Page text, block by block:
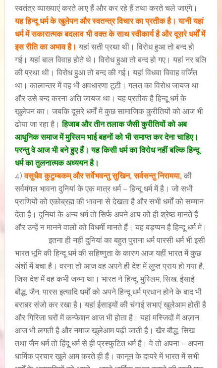
स्वतंत्र व्याख्याएं करते आए हैं और कर रहे हैं तथा करते चले जाएंगे।
यह हिन्दू धर्म के खुलेपन और स्वतन्त्र विचार का प्रतीक है। यानी यहां
धर्म में सकारात्मक बदलाव भी वक्त के साथ स्वीकार्य है और दूसरे धर्मों में
इस रीति का अभाव है। यहां सती प्रथा थी। विरोध हुआ तो बन्द हो
गई। यहां बाल विवाह होते थे। विरोध हुआ तो बन्द हो गए। यहां नर बलि
की प्रथा थी। विरोध हुआ तो बन्द की गई। यहां विधवा विवाह वर्जित
था। कालान्तर में वह भी अवधारणा टूटी। गलत का विरोध जायज था
और उसे बन्द करना अति जायज था। यह प्रतीक है हिन्दू धर्म के
खुलेपन का। जबकि दूसरे धर्मों में कुछ सामाजिक कुरीतियों को आज भी
ढोया जा रहा है।हिजाब और तीन तलाक जैसी कुरीतियों को अब
आधुनिक समाज में मुस्लिम भाई बहनों को भी समाप्त कर देना चाहिए।
परन्तु वे आज भी बने हुए हैं। यह किसी धर्म का विरोध नहीं बल्कि हिन्दू
धर्म का तुलनात्मक अध्ययन है।
4)वसुधैव कुटुम्बकम् और सर्वेभवन्तु सुखिन, सर्वसन्तु निरामया, की
सर्वमंगल भावना दुनियां के एक मात्र धर्म – हिन्दू धर्म में है। जो सभी
प्राणियों को एकोब्रह्म की भावना से देखता है और सभी धर्मों को सम्मान
देता है। दुनियां के अन्य धर्म तो सिर्फ अपने आप को ही श्रेष्ठ मानते हैं
और उन्हें न मानने वालों को विधर्मी मानते हैं। यह बड़प्पन है हिन्दू धर्म में।
इतना ही नहीं दुनियां का बहुत पुराना धर्म पारसी धर्म भी इसी
भारत भूमि की हिन्दू धर्म की सहिष्णुता के कारण आज यहीं भारत में कुछ
अंशों में बचा है। वरना तो आज वह अपने ही देश में लुप्त प्राय हो गया है,
जिस देश में वह कभी जन्मा था। भारत ने हिन्दू, मुस्लिम, सिख, ईसाई,
बौद्ध, जैन, पारस इत्यादि धर्मों को अपने हिन्दू धर्म प्रधान होने के बाद भी
बराबर संजो कर रखा है। यहां ईसाइयों की चंगाई सभाएं खुलेआम होती है
और गिरिजा घरों में कन्फेशन आज भी होता है। यहां मस्जिदों में अज़ान
आज भी लगती है और नमाज खुलेआम पढ़ी जाती है। खैर बौद्ध, सिख
तथा जैन धर्म तो हिंदू धर्म से ही प्रस्फुटित धर्म है। वे तो अपना – अपना
धार्मिक प्रचार खुले आम करते ही हैं। कानून के दायरे में भारत में सभी